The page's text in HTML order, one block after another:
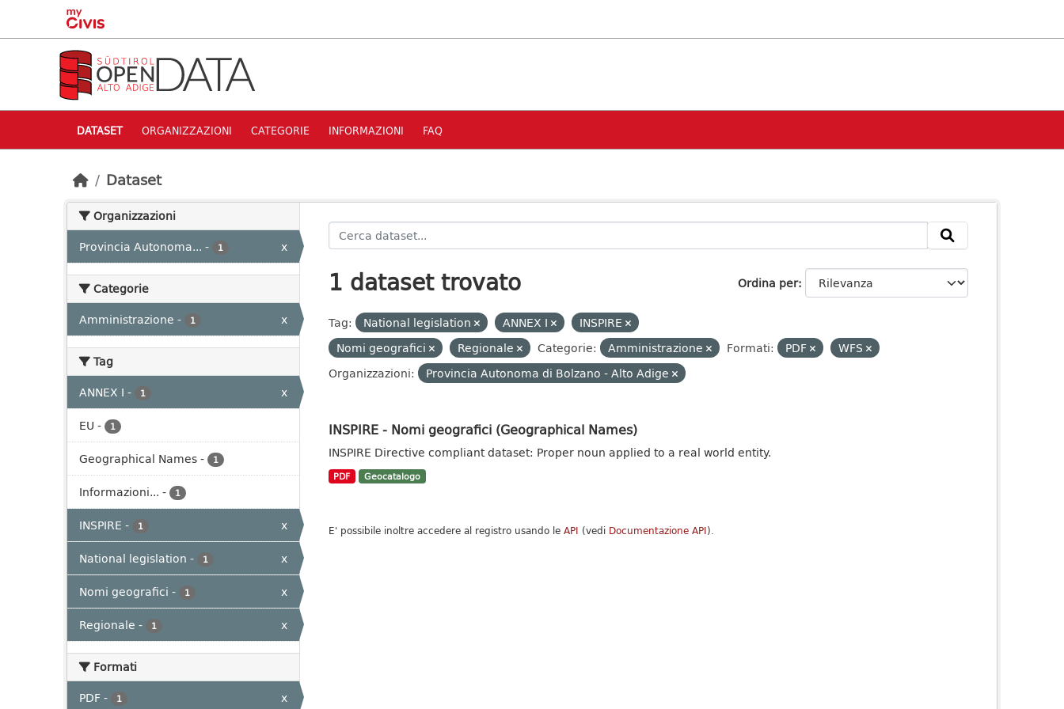
Skip to main content
DATASET ORGANIZZAZIONI CATEGORIE INFORMAZIONI FAQ
Dataset
Organizzazioni
Provincia Autonoma... - 1 x
Categorie
Amministrazione - 1 x
Tag
ANNEX I - 1
x
EU - 1
Geographical Names- 1
Informazioni... - 1
INSPIRE - 1
x
National legislation - 1
x
Nomi geografici - 1
x
Regionale - 1 x
Formati
PDF- 1
x
Ordina per
1 dataset trovato
Tag: National legislation ANNEX I
INSPIRE
Nomi geografici
Regionale Categorie: Amministrazione Formati: PDF
WFS
Organizzazioni:
Provincia Autonoma di Bolzano - Alto Adige
INSPIRE - Nomi geografici (Geographical Names)
INSPIRE Directive compliant dataset: Proper noun applied to a real world entity.
PDF Geocatalogo
E' possibile inoltre accedere al registro usando le API (vedi Documentazione API).